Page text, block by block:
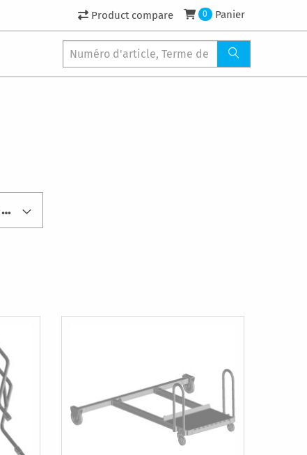
Product compare 0 Panier
Convient au numéro de produit